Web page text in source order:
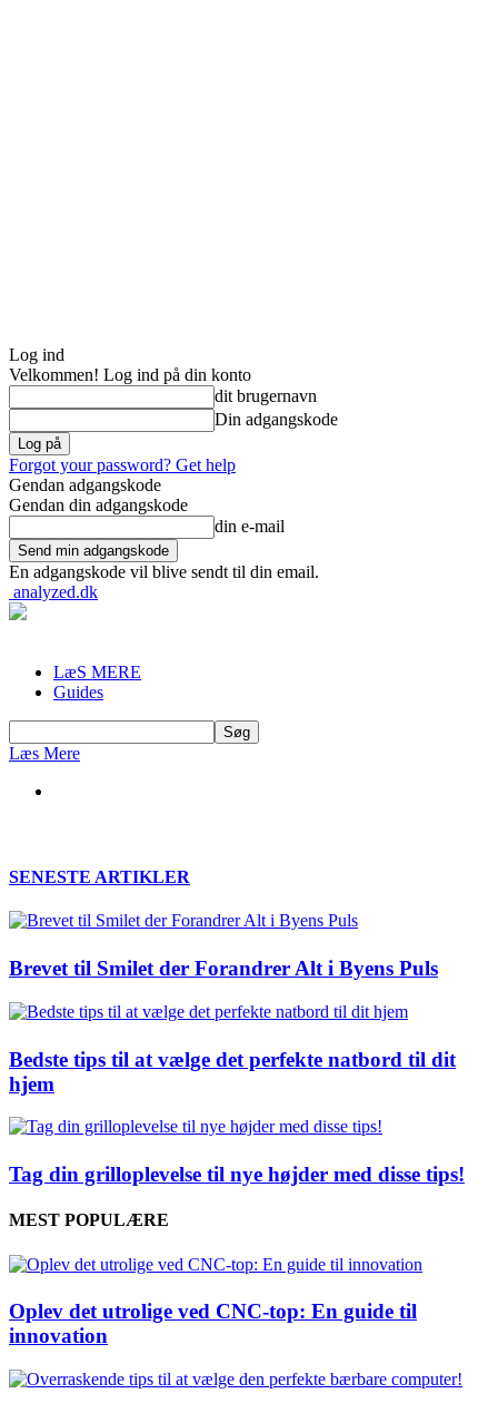
Log ind
Velkommen! Log ind på din konto
dit brugernavn
Din adgangskode
Forgot your password? Get help
Gendan adgangskode
Gendan din adgangskode
din e-mail
En adgangskode vil blive sendt til din email.
analyzed.dk
LæS MERE
Guides
Læs Mere
SENESTE ARTIKLER
Brevet til Smilet der Forandrer Alt i Byens Puls
Bedste tips til at vælge det perfekte natbord til dit
hjem
Tag din grilloplevelse til nye højder med disse tips!
MEST POPULÆRE
Oplev det utrolige ved CNC-top: En guide til
innovation